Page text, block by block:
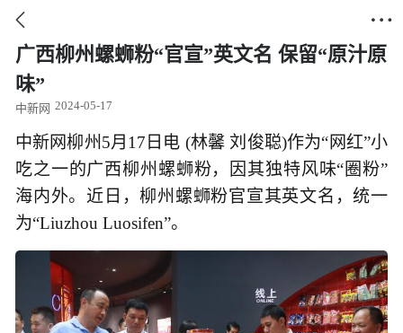
 
广西柳州螺蛳粉“官宣”英文名 保留“原汁原
味”
中新网 2024-05-17
中新网柳州5月17日电 (林馨 刘俊聪)作为“网红”小
吃之一的广西柳州螺蛳粉，因其独特风味“圈粉”
海内外。近日，柳州螺蛳粉官宣其英文名，统一
为“Liuzhou Luosifen”。